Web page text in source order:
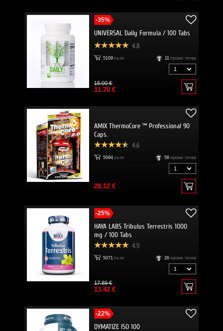
-35%
UNIVERSAL Daily Formula / 100 Tabs
4.8
5109 пъти 11 промо точки
18.00 €
11.70 €
AMIX ThermoCore ™ Professional 90
Caps.
4.6
5094 пъти 56 промо точки
28.12 €
-25%
HAYA LABS Tribulus Terrestris 1000
mg / 100 Tabs
4.9
5071 пъти 26 промо точки
17.89 €
13.42 €
-22%
DYMATIZE ISO 100